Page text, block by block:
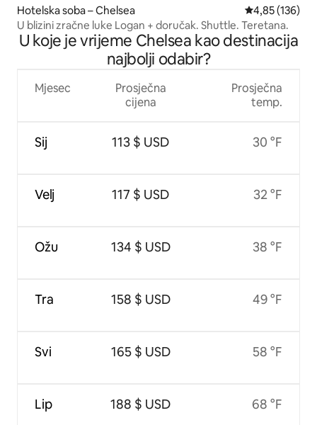
Hotelska soba – Chelsea Prosječna
4,85 (136)
U blizini zračne luke Logan + doručak. Shuttle. Teretana.
U koje je vrijeme Chelsea kao destinacija
najbolji odabir?
Mjesec
Sij
Velj
Ožu
Tra
Svi
Lip
Prosječna
cijena
113 $ USD
117 $ USD
134 $ USD
158 $ USD
165 $ USD
188 $ USD
Prosječna
temp.
30 °F
32 °F
38 °F
49 °F
58 °F
68 °F